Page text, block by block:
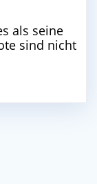
als seine
sind nicht